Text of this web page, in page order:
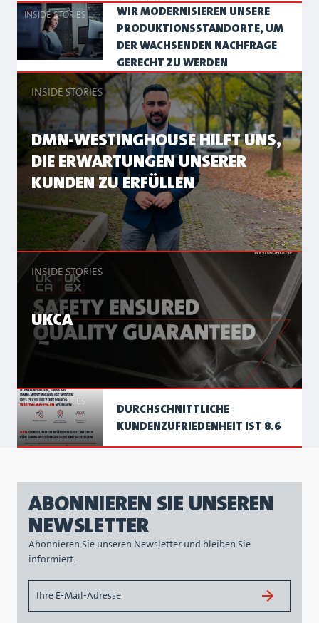
INSIDE STORIES
WIR MODERNISIEREN UNSERE
PRODUKTIONSSTANDORTE, UM
DER WACHSENDEN NACHFRAGE
GERECHT ZU WERDEN
INSIDE STORIES
DMN-WESTINGHOUSE HILFT UNS,
DIE ERWARTUNGEN UNSERER
KUNDEN ZU ERFÜLLEN
INSIDE STORIES
UKCA
INSIDE STORIES
DURCHSCHNITTLICHE
KUNDENZUFRIEDENHEIT IST 8.6
ABONNIEREN SIE UNSEREN
NEWSLETTER
Abonnieren Sie unseren Newsletter und bleiben Sie
informiert.